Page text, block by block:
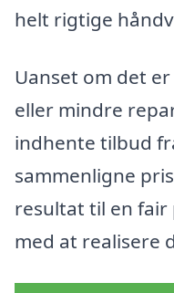
helt rigtige
Uanset om det
eller mindre
indhente tilbud
sammenligne
resultat til en fair
med at realisere